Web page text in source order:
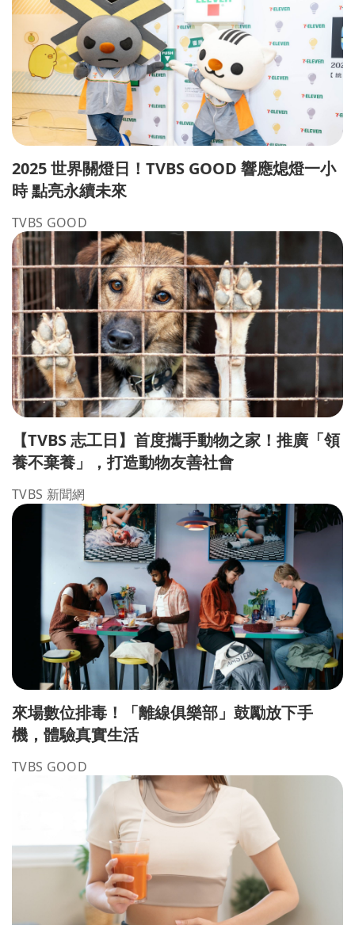
2025 世界關燈日！TVBS GOOD 響應熄燈一小
時 點亮永續未來
TVBS GOOD
【TVBS 志工日】首度攜手動物之家！推廣「領
養不棄養」，打造動物友善社會
TVBS 新聞網
來場數位排毒！「離線俱樂部」鼓勵放下手
機，體驗真實生活
TVBS GOOD